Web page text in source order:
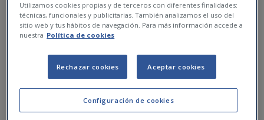
Utilizamos cookies propias y de terceros con diferentes finalidades:
técnicas, funcionales y publicitarias. También analizamos el uso del
sitio web y tus hábitos de navegación. Para más información accede a
nuestra Política de cookies
Configuración de cookies
Rechazar cookies Aceptar cookies